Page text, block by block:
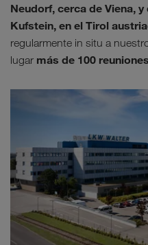
Neudorf, cerca de Viena,
Kufstein, en el Tirol
regularmente in situ a
lugar más de 100